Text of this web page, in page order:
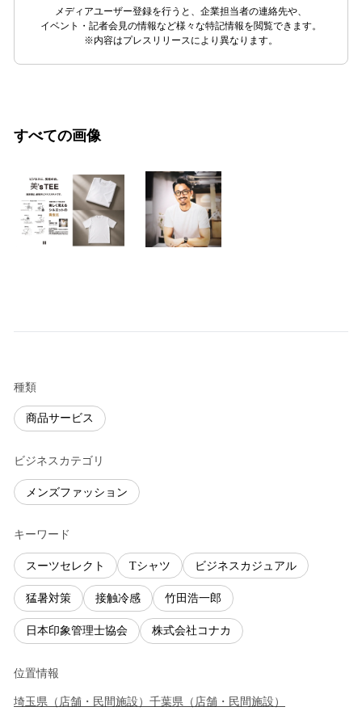
メディアユーザー登録を行うと、企業担当者の連絡先や、
イベント・記者会見の情報など様々な特記情報を閲覧できます。
※内容はプレスリリースにより異なります。
すべての画像
種類
商品サービス
ビジネスカテゴリ
メンズファッション
キーワード
スーツセレクト Tシャツ ビジネスカジュアル
猛暑対策 接触冷感 竹田浩一郎
日本印象管理士協会 株式会社コナカ
位置情報
埼玉県 （ 店舗・民間施設 ） 千葉県 （ 店舗・民間施設 ）